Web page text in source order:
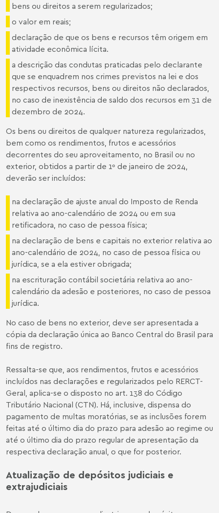
bens ou direitos a serem regularizados;
o valor em reais;
declaração de que os bens e recursos têm origem em
atividade econômica lícita.
a descrição das condutas praticadas pelo declarante
que se enquadrem nos crimes previstos na lei e dos
respectivos recursos, bens ou direitos não declarados,
no caso de inexistência de saldo dos recursos em 31 de
dezembro de 2024.
Os bens ou direitos de qualquer natureza regularizados,
bem como os rendimentos, frutos e acessórios
decorrentes do seu aproveitamento, no Brasil ou no
exterior, obtidos a partir de 1º de janeiro de 2024,
deverão ser incluídos:
na declaração de ajuste anual do Imposto de Renda
relativa ao ano-calendário de 2024 ou em sua
retificadora, no caso de pessoa física;
na declaração de bens e capitais no exterior relativa ao
ano-calendário de 2024, no caso de pessoa física ou
jurídica, se a ela estiver obrigada;
na escrituração contábil societária relativa ao ano-
calendário da adesão e posteriores, no caso de pessoa
jurídica.
No caso de bens no exterior, deve ser apresentada a
cópia da declaração única ao Banco Central do Brasil para
fins de registro.
Ressalta-se que, aos rendimentos, frutos e acessórios
incluídos nas declarações e regularizados pelo RERCT-
Geral, aplica-se o disposto no art. 138 do Código
Tributário Nacional (CTN). Há, inclusive, dispensa do
pagamento de multas moratórias, se as inclusões forem
feitas até o último dia do prazo para adesão ao regime ou
até o último dia do prazo regular de apresentação da
respectiva declaração anual, o que for posterior.
Atualização de depósitos judiciais e
extrajudiciais